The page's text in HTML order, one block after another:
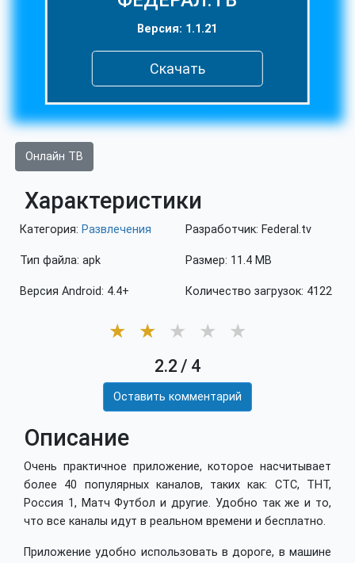
Версия: 1.1.21
Скачать
Онлайн ТВ
Характеристики
Категория: Развлечения
Тип файла: apk
Версия Android: 4.4+
Разработчик: Federal.tv
Размер: 11.4 MB
Количество загрузок: 4122
★ ★ ★ ★ ★
2.2 / 4
Оставить комментарий
Описание
Очень практичное приложение, которое насчитывает
более 40 популярных каналов, таких как: СТС, ТНТ,
Россия 1, Матч Футбол и другие. Удобно так же и то,
что все каналы идут в реальном времени и бесплатно.
Приложение удобно использовать в дороге, в машине